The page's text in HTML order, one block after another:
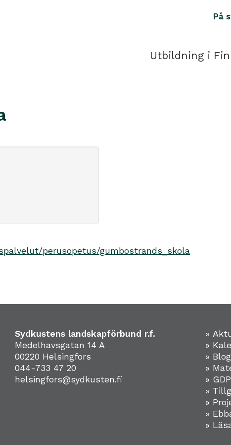
På
Utbildning i
perusopetus/gumbostrands_skola
Sydkustens landskapförbund r.f.
Medelhavsgatan 14 A
00220 Helsingfors
044-733 47 20
helsingfors@sydkusten.fi
»
»
»
»
»
»
»
»
»